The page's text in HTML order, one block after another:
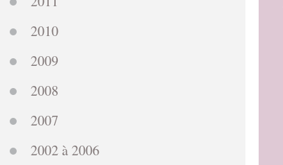
2010
2009
2008
2007
2002 à 2006